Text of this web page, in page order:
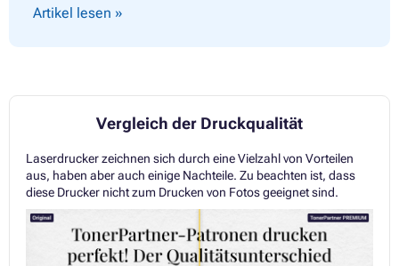
Artikel lesen »
Vergleich der Druckqualität
Laserdrucker zeichnen sich durch eine Vielzahl von Vorteilen
aus, haben aber auch einige Nachteile. Zu beachten ist, dass
diese Drucker nicht zum Drucken von Fotos geeignet sind.